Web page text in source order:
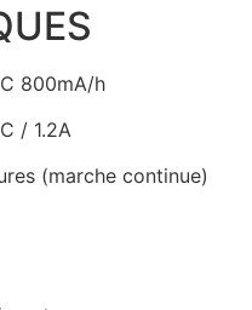
800mA/h
/ 1.2A
(marche continue)